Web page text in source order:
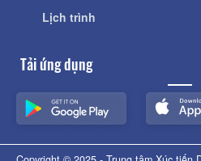
Lịch trình
Tải ứng dụng